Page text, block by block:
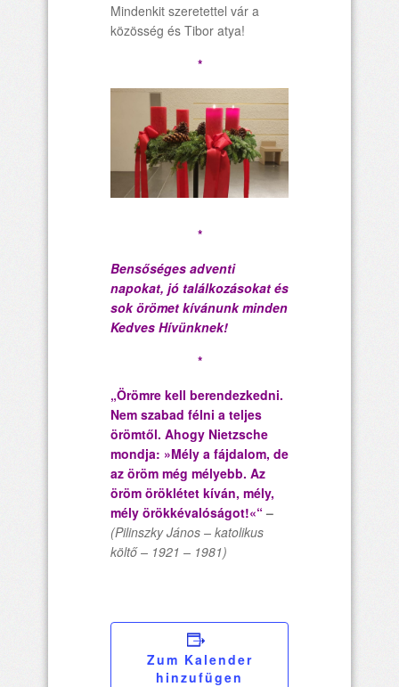
Mindenkit szeretettel vár a
közösség és Tibor atya!
*
*
Bensőséges adventi
napokat, jó találkozásokat és
sok örömet kívánunk minden
Kedves Hívünknek!
*
„Örömre kell berendezkedni.
Nem szabad félni a teljes
örömtől. Ahogy Nietzsche
mondja: »Mély a fájdalom, de
az öröm még mélyebb. Az
öröm öröklétet kíván, mély,
mély örökkévalóságot!«“ –
(Pilinszky János – katolikus
költő – 1921 – 1981)
Zum Kalender
hinzufügen